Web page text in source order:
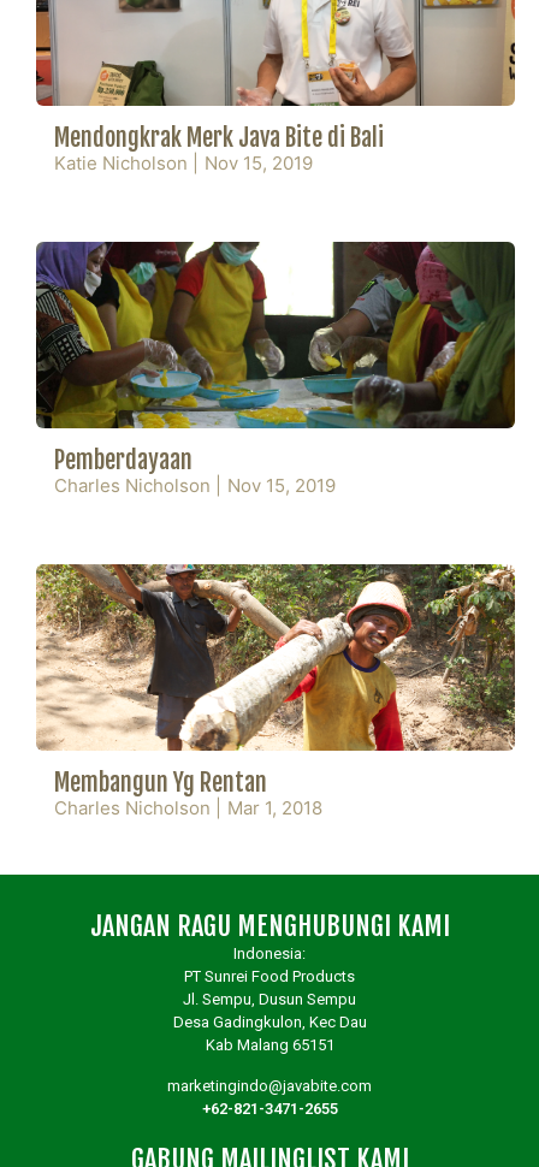
Mendongkrak Merk Java Bite di Bali
Katie Nicholson Nov 15, 2019
Pemberdayaan
Charles Nicholson Nov 15, 2019
Membangun Yg Rentan
Charles Nicholson Mar 1, 2018
JANGAN RAGU MENGHUBUNGI KAMI
Indonesia:
PT Sunrei Food Products
Jl. Sempu, Dusun Sempu
Desa Gadingkulon, Kec Dau
Kab Malang 65151
marketingindo@javabite.com
+62-821-3471-2655
GABUNG MAILINGLIST KAMI